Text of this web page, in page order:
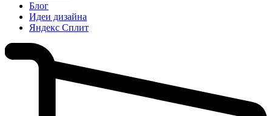
Блог
Идеи дизайна
Яндекс Сплит